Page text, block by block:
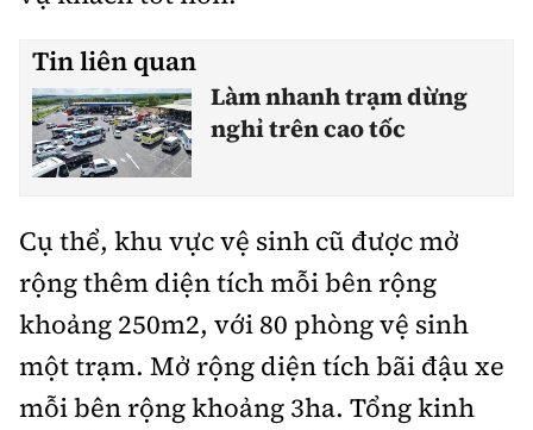
Hà Nội.
Tổng biên tập:Nguyễn Thị Hồng Nga
Phó Tổng biên tập:
Hotline:
0901 514 799
Quảng cáo và Phát hành:
0915 057 282
Email: bandoc@baoxaydung.vn
Cấm sao chép dưới mọi hình thức nếu không có sự
chấp thuận bằng văn bản.
Tin liên quan
Làm nhanh trạm dừng
nghỉ trên cao tốc
Cụ thể, khu vực vệ sinh cũ được mở
rộng thêm diện tích mỗi bên rộng
khoảng 250m2, với 80 phòng vệ sinh
một trạm. Mở rộng diện tích bãi đậu xe
mỗi bên rộng khoảng 3ha. Tổng kinh